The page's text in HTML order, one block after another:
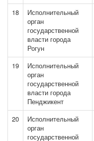
18
Исполнительный
орган
государственной
власти города
Рогун
19
Исполнительный
орган
государственной
власти города
Пенджикент
20
Исполнительный
орган
государственной